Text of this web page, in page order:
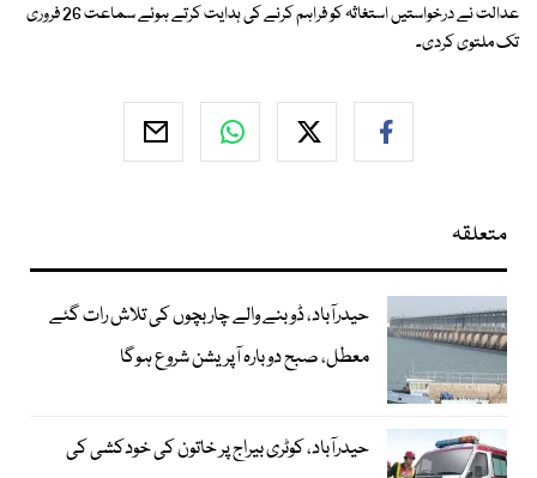
عدالت نے درخواستیں استغاثہ کو فراہم کرنے کی ہدایت کرتے ہوئے سماعت 26 فروری
تک ملتوی کردی۔
متعلقہ
حیدرآباد، ڈوبنے والے چار بچوں کی تلاش رات گئے
معطل، صبح دوبارہ آپریشن شروع ہوگا
حیدرآباد، کوٹری بیراج پر خاتون کی خودکشی کی